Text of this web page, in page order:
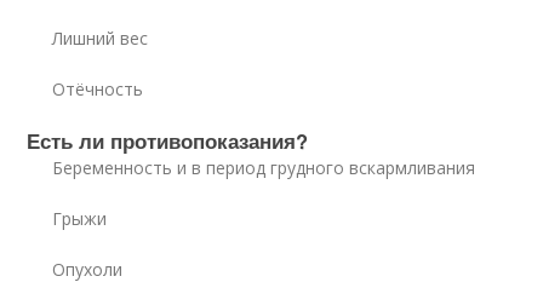
Лишний вес
Отёчность
Есть ли противопоказания?
Беременность и в период грудного вскармливания
Грыжи
Опухоли